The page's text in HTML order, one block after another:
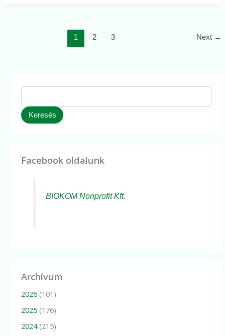
1 2 3 Next →
Keresés
Facebook oldalunk
BIOKOM Nonprofit Kft.
Archívum
2026 (101)
2025 (176)
2024(215)